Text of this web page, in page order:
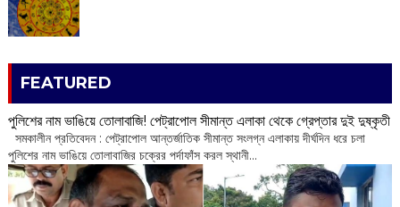
FEATURED
পুলিশের নাম ভাঙিয়ে তোলাবাজি! পেট্রাপোল সীমান্ত এলাকা থেকে গ্রেপ্তার দুই দুষ্কৃতী
সমকালীন প্রতিবেদন : পেট্রাপোল আন্তর্জাতিক সীমান্ত সংলগ্ন এলাকায় দীর্ঘদিন ধরে চলা
পুলিশের নাম ভাঙিয়ে তোলাবাজির চক্রের পর্দাফাঁস করল স্থানী...